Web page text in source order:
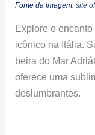
Fonte da imagem:site
Explore o
icônico na Itália.
beira do Mar
oferece uma
deslumbrantes.